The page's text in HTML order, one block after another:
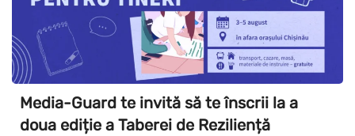
Media-Guard te invită să te înscrii la a
doua ediție a Taberei de Reziliență